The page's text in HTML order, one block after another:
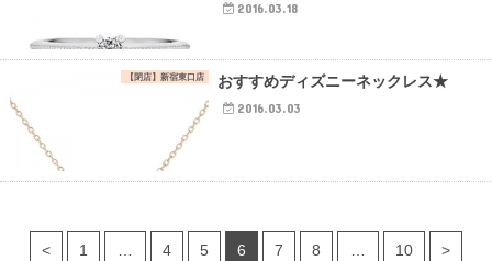
2016.03.18
【閉店】新宿東口店 おすすめディズニーネックレス★
2016.03.03
< 1 … 4 5 6 7 8 … 10 >